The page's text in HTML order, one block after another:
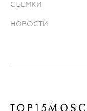
СЪЕМКИ
НОВОСТИ